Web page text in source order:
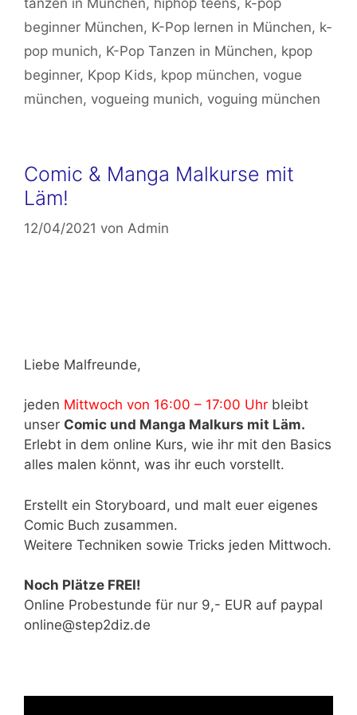
beginner München, K-Pop lernen in München, k-
pop munich, K-Pop Tanzen in München, kpop
beginner, Kpop Kids, kpop münchen, vogue
münchen, vogueing munich, voguing münchen
Comic & Manga Malkurse mit
Läm!
12/04/2021 von Admin
Liebe Malfreunde,
jeden Mittwoch von 16:00 – 17:00 Uhr bleibt
unser Comic und Manga Malkurs mit Läm.
Erlebt in dem online Kurs, wie ihr mit den Basics
alles malen könnt, was ihr euch vorstellt.
Erstellt ein Storyboard, und malt euer eigenes
Comic Buch zusammen.
Weitere Techniken sowie Tricks jeden Mittwoch.
Noch Plätze FREI!
Online Probestunde für nur 9,- EUR auf paypal
online@step2diz.de